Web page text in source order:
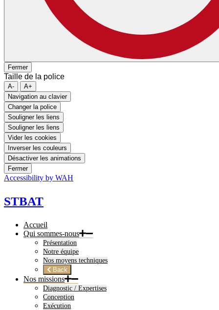
Fermer
Taille de la police
A-
A+
Navigation au clavier
Changer la police
Souligner les liens
Souligner les liens
Vider les cookies
Inverser les couleurs
Désactiver les animations
Fermer
Accessibility by WAH
STBAT
Accueil
Qui sommes-nous
Présentation
Notre équipe
Nos moyens techniques
Back
Nos missions
Diagnostic / Expertises
Conception
Exécution